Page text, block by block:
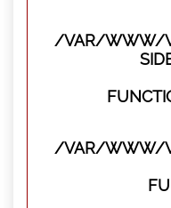
/VAR/WWW/
/VAR/WWW/